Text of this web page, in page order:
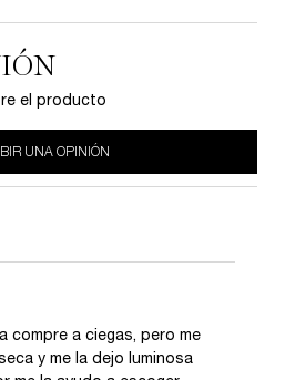
el producto
UNA OPINIÓN
compre a ciegas, pero me
y me la dejo luminosa